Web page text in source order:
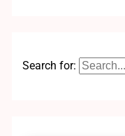
Search for: